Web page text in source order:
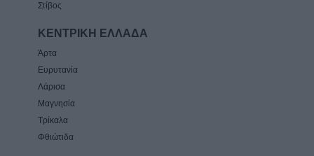
Στίβος
ΚΕΝΤΡΙΚΗ ΕΛΛΑΔΑ
Άρτα
Ευρυτανία
Λάρισα
Μαγνησία
Τρίκαλα
Φθιώτιδα